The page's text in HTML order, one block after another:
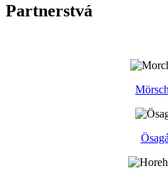
Partnerstvá